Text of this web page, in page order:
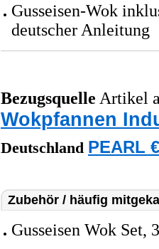
Gusseisen-Wok
deutscher Anleitung
Bezugsquelle Artikel
Wokpfannen
Deutschland PEARL
Zubehör / häufig
Gusseisen Wok Set,